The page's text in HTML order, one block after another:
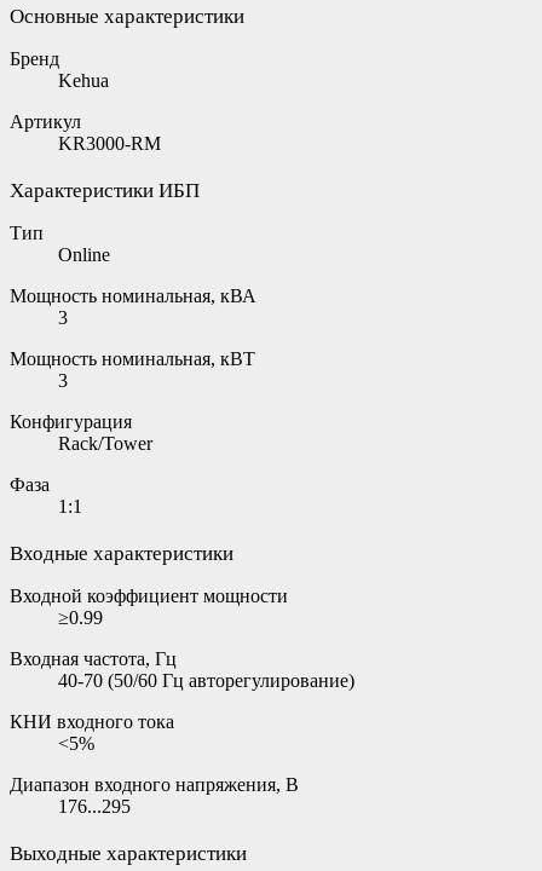
Основные характеристики
Бренд
Kehua
Артикул
KR3000-RM
Характеристики ИБП
Тип
Online
Мощность номинальная, кВА
3
Мощность номинальная, кВТ
3
Конфигурация
Rack/Tower
Фаза
1:1
Входные характеристики
Входной коэффициент мощности
≥0.99
Входная частота, Гц
40-70 (50/60 Гц авторегулирование)
КНИ входного тока
<5%
Диапазон входного напряжения, В
176...295
Выходные характеристики